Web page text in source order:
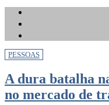
PESSOAS
A dura batalha
no mercado de